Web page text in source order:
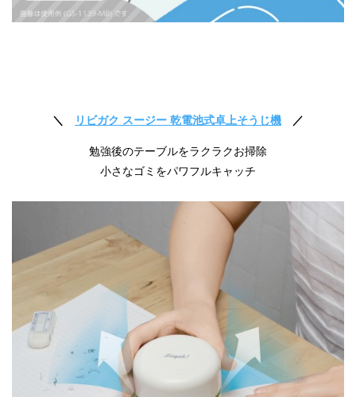
＼ リビガク スージー 乾電池式卓上そうじ機 ／
勉強後のテーブルをラクラクお掃除
小さなゴミをパワフルキャッチ